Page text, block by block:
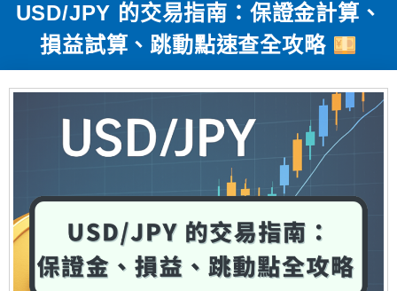
USD/JPY 的交易指南：保證金計算、
損益試算、跳動點速查全攻略